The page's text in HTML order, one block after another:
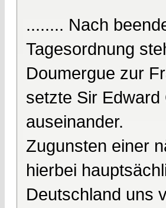
........ Nach
Tagesordnung
Doumergue zur
setzte Sir
auseinander.
Zugunsten einer
hierbei
Deutschland uns